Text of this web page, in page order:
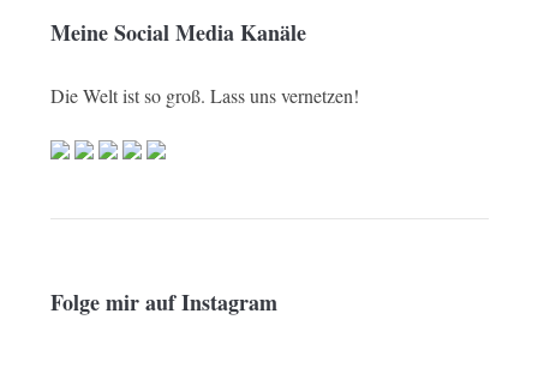
Meine Social Media Kanäle
Die Welt ist so groß. Lass uns vernetzen!
Folge mir auf Instagram